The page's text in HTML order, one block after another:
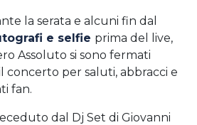
la serata e alcuni fin dal
e selfie prima del live,
Assoluto si sono fermati
concerto per saluti, abbracci e
fan.
dal Dj Set di Giovanni